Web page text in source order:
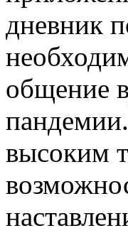
дневник
общение
высоким